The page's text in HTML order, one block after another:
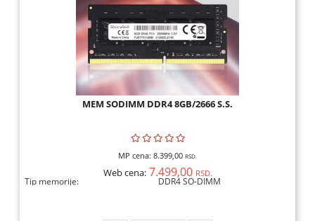
MEM SODIMM DDR4 8GB/2666 S.S.
MP cena: 8.399,00 RSD.
Web cena: 7.499,00 RSD.
Tip memorije: DDR4 SO-DIMM